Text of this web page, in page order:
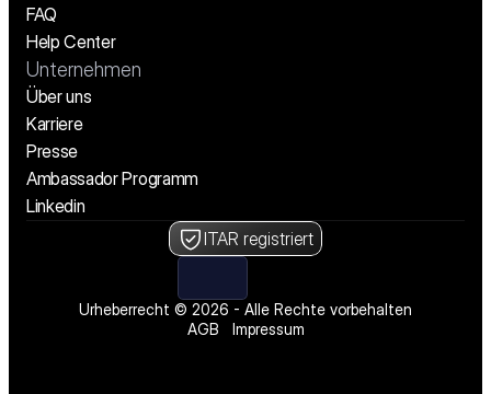
FAQ
Help Center
Unternehmen
Über uns
Karriere
Presse
Ambassador Programm
Linkedin
ITAR registriert
Urheberrecht © 2026 - Alle Rechte vorbehalten
AGB
Impressum